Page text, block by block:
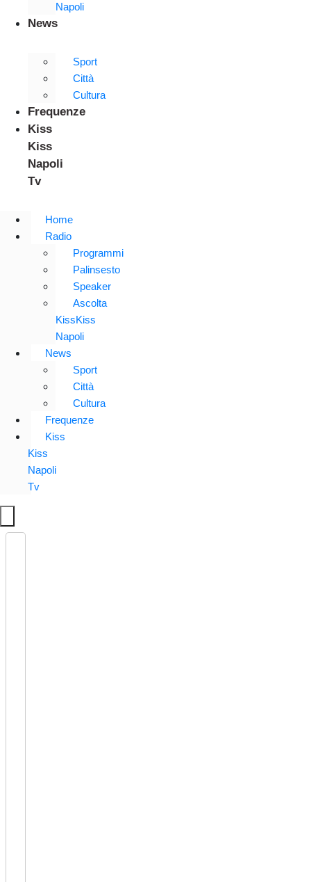
Napoli
News
Sport
Città
Cultura
Frequenze
Kiss
Kiss
Napoli
Tv
Home
Radio
Programmi
Palinsesto
Speaker
Ascolta
KissKiss
Napoli
News
Sport
Città
Cultura
Frequenze
Kiss
Kiss
Napoli
Tv